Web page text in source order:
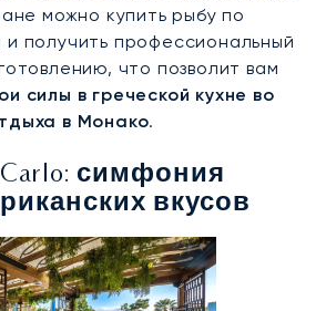
можно купить рыбу по
получить профессиональный
что позволит вам
силы в греческой кухне во
в Монако.
Carlo: симфония
вкусов